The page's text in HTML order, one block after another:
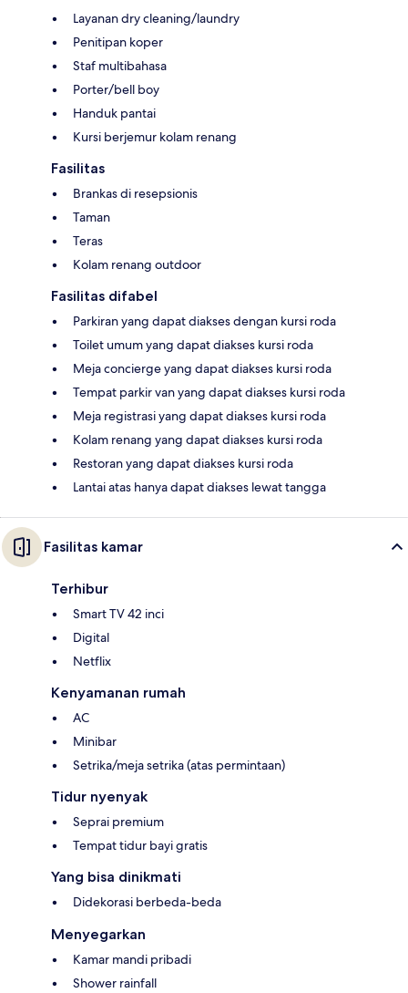
Layanan dry cleaning/laundry
Penitipan koper
Staf multibahasa
Porter/bell boy
Handuk pantai
Kursi berjemur kolam renang
Fasilitas
Brankas di resepsionis
Taman
Teras
Kolam renang outdoor
Fasilitas difabel
Parkiran yang dapat diakses dengan kursi roda
Toilet umum yang dapat diakses kursi roda
Meja concierge yang dapat diakses kursi roda
Tempat parkir van yang dapat diakses kursi roda
Meja registrasi yang dapat diakses kursi roda
Kolam renang yang dapat diakses kursi roda
Restoran yang dapat diakses kursi roda
Lantai atas hanya dapat diakses lewat tangga
Fasilitas kamar
Terhibur
Smart TV 42 inci
Digital
Netflix
Kenyamanan rumah
AC
Minibar
Setrika/meja setrika (atas permintaan)
Tidur nyenyak
Seprai premium
Tempat tidur bayi gratis
Yang bisa dinikmati
Didekorasi berbeda-beda
Menyegarkan
Kamar mandi pribadi
Shower rainfall